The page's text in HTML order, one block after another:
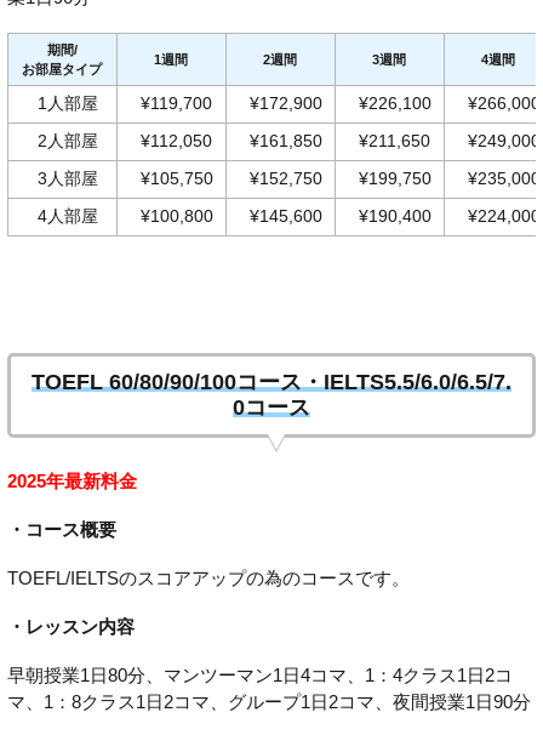
期間/
お部屋タイプ
1週間 2週間 3週間 4週間
1人部屋 ¥119,700 ¥172,900 ¥226,100 ¥266,000
2人部屋 ¥112,050 ¥161,850 ¥211,650 ¥249,000
3人部屋 ¥105,750 ¥152,750 ¥199,750 ¥235,000
4人部屋 ¥100,800 ¥145,600 ¥190,400 ¥224,000
TOEFL 60/80/90/100コース・IELTS5.5/6.0/6.5/7.
0コース
2025年最新料金
・コース概要
TOEFL/IELTSのスコアアップの為のコースです。
・レッスン内容
早朝授業1日80分、マンツーマン1日4コマ、1：4クラス1日2コ
マ、1：8クラス1日2コマ、グループ1日2コマ、夜間授業1日90分